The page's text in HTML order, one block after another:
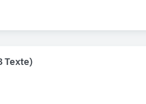
Texte)